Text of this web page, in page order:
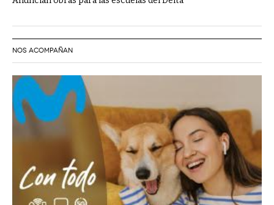
NOS ACOMPAÑAN